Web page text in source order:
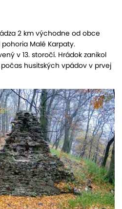
2 km východne od obce
Malé Karpaty.
v 13. storočí. Hrádok zanikol
husitských vpádov v prvej